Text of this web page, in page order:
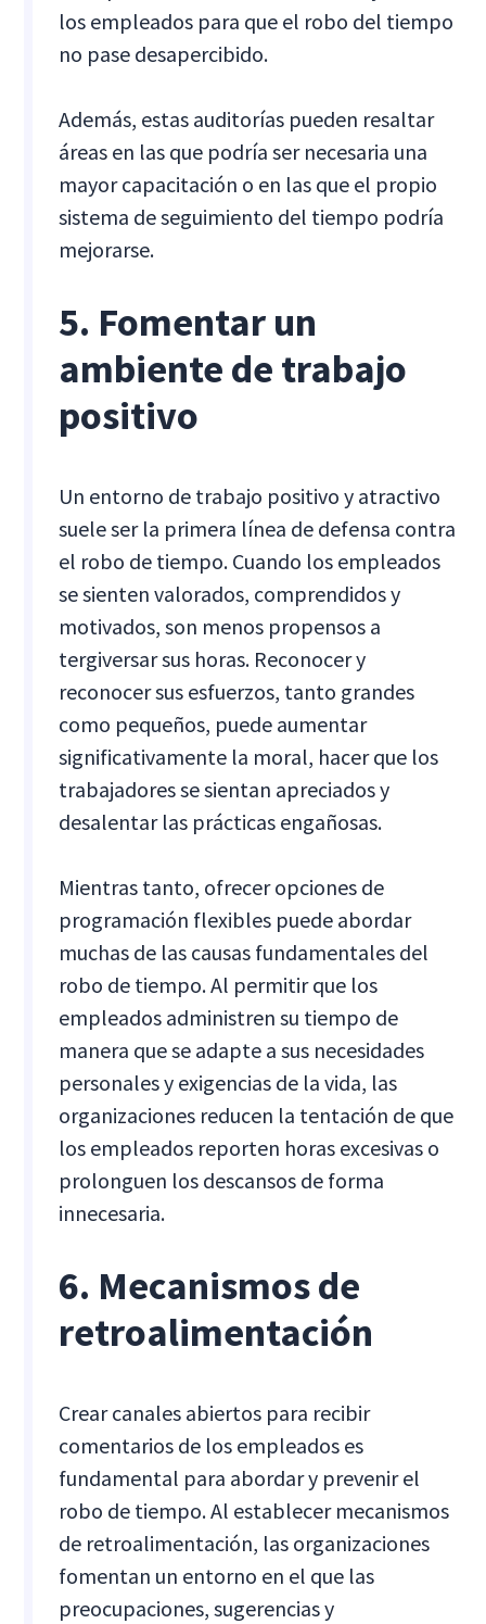
los empleados para que el robo del tiempo
no pase desapercibido.
Además, estas auditorías pueden resaltar
áreas en las que podría ser necesaria una
mayor capacitación o en las que el propio
sistema de seguimiento del tiempo podría
mejorarse.
5. Fomentar un
ambiente de trabajo
positivo
Un entorno de trabajo positivo y atractivo
suele ser la primera línea de defensa contra
el robo de tiempo. Cuando los empleados
se sienten valorados, comprendidos y
motivados, son menos propensos a
tergiversar sus horas. Reconocer y
reconocer sus esfuerzos, tanto grandes
como pequeños, puede aumentar
significativamente la moral, hacer que los
trabajadores se sientan apreciados y
desalentar las prácticas engañosas.
Mientras tanto, ofrecer opciones de
programación flexibles puede abordar
muchas de las causas fundamentales del
robo de tiempo. Al permitir que los
empleados administren su tiempo de
manera que se adapte a sus necesidades
personales y exigencias de la vida, las
organizaciones reducen la tentación de que
los empleados reporten horas excesivas o
prolonguen los descansos de forma
innecesaria.
6. Mecanismos de
retroalimentación
Crear canales abiertos para recibir
comentarios de los empleados es
fundamental para abordar y prevenir el
robo de tiempo. Al establecer mecanismos
de retroalimentación, las organizaciones
fomentan un entorno en el que las
preocupaciones, sugerencias y